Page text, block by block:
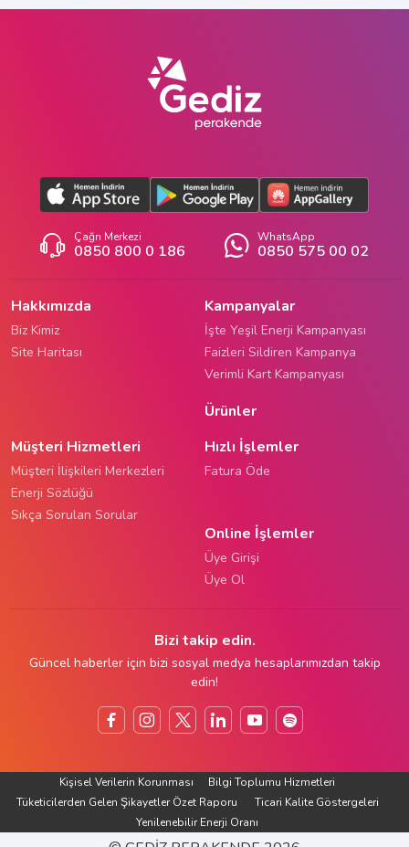
Çağrı Merkezi
0850 800 0 186
WhatsApp
0850 575 00 02
Bizi takip edin.
Güncel haberler için bizi sosyal medya hesaplarımızdan takip
edin!
Hakkımızda
Biz Kimiz
Site Haritası
Kampanyalar
İşte Yeşil Enerji Kampanyası
Faizleri Sildiren Kampanya
Verimli Kart Kampanyası
Ürünler
Müşteri Hizmetleri
Müşteri İlişkileri Merkezleri
Enerji Sözlüğü
Sıkça Sorulan Sorular
Hızlı İşlemler
Fatura Öde
Online İşlemler
Üye Girişi
Üye Ol
Kişisel Verilerin Korunması
Bilgi Toplumu Hizmetleri
Tüketicilerden Gelen Şikayetler Özet Raporu
Ticari Kalite Göstergeleri
Yenilenebilir Enerji Oranı